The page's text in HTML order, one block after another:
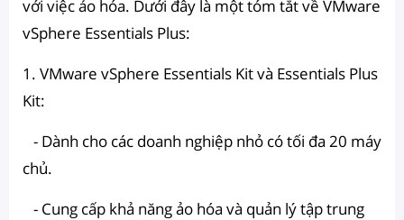
với việc ảo hóa. Dưới đây là một tóm tắt về VMware
vSphere Essentials Plus:
1. VMware vSphere Essentials Kit và Essentials Plus
Kit:
- Dành cho các doanh nghiệp nhỏ có tối đa 20 máy
chủ.
- Cung cấp khả năng ảo hóa và quản lý tập trung